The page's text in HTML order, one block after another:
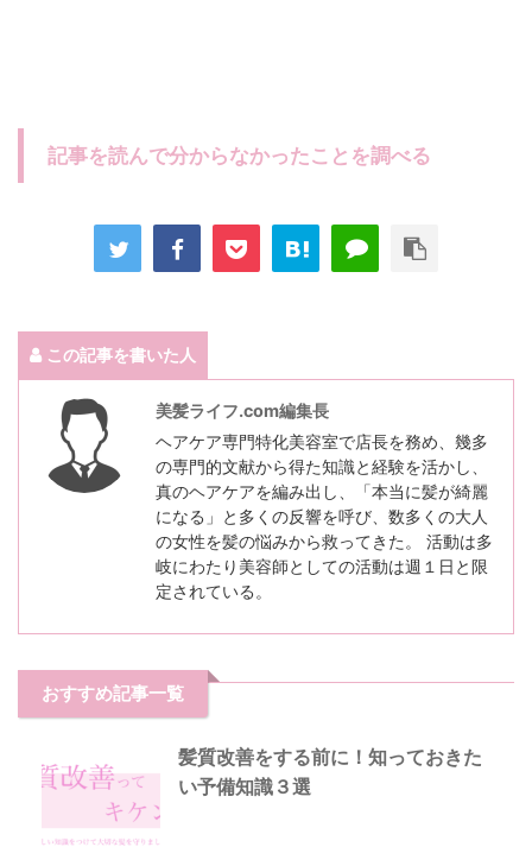
記事を読んで分からなかったことを調べる
この記事を書いた人
美髪ライフ.com編集長
ヘアケア専門特化美容室で店長を務め、幾多
の専門的文献から得た知識と経験を活かし、
真のヘアケアを編み出し、「本当に髪が綺麗
になる」と多くの反響を呼び、数多くの大人
の女性を髪の悩みから救ってきた。 活動は多
岐にわたり美容師としての活動は週１日と限
定されている。
おすすめ記事一覧
髪質改善をする前に！知っておきた
い予備知識３選